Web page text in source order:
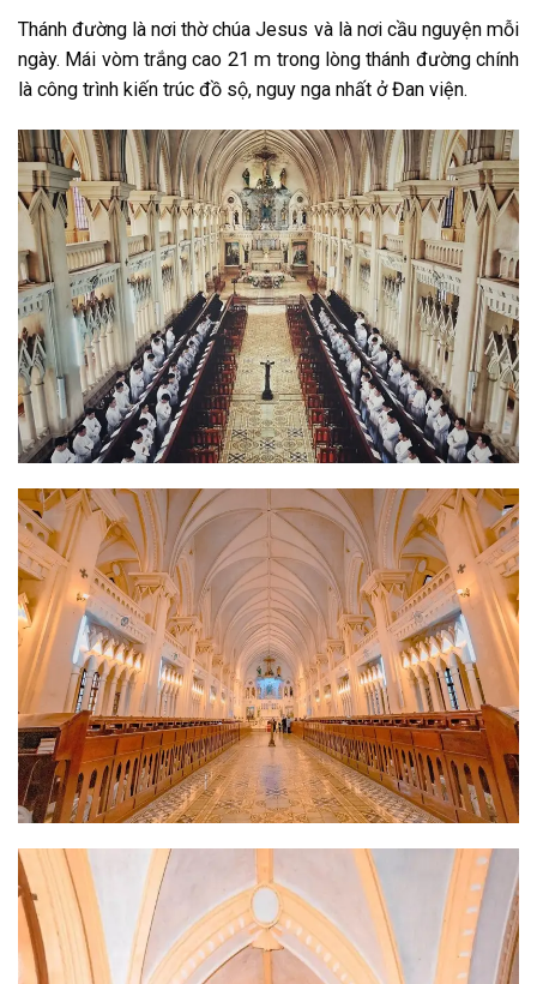
Thánh đường là nơi thờ chúa Jesus và là nơi cầu nguyện mỗi
ngày. Mái vòm trắng cao 21 m trong lòng thánh đường chính
là công trình kiến trúc đồ sộ, nguy nga nhất ở Đan viện.